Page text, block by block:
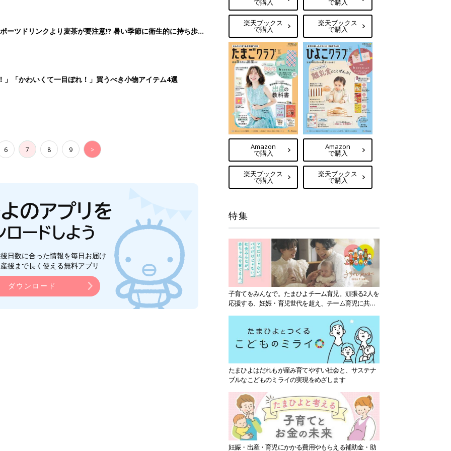
ーツドリンクより麦茶が要注意!? 暑い季節に衛生的に持ち歩
「かわいくて一目ぼれ！」買うべき小物アイテム4選
6 7 8 9 >
日数に合った情報を毎日お届け
後まで長く使える無料アプリ
ダウンロード
で購入
楽天ブックス
で購入
で購入
楽天ブックス
で購入
Amazon
で購入
楽天ブックス
で購入
Amazon
で購入
楽天ブックス
で購入
特集
子育てをみんなで。たまひよチーム育児。頑張る2人を
応援する、妊娠・育児世代を超え、チーム育児に共感
たまひよはだれもが産み育てやすい社会と、サステナ
ブルなこどものミライの実現をめざします
妊娠・出産・育児にかかる費用やもらえる補助金・助